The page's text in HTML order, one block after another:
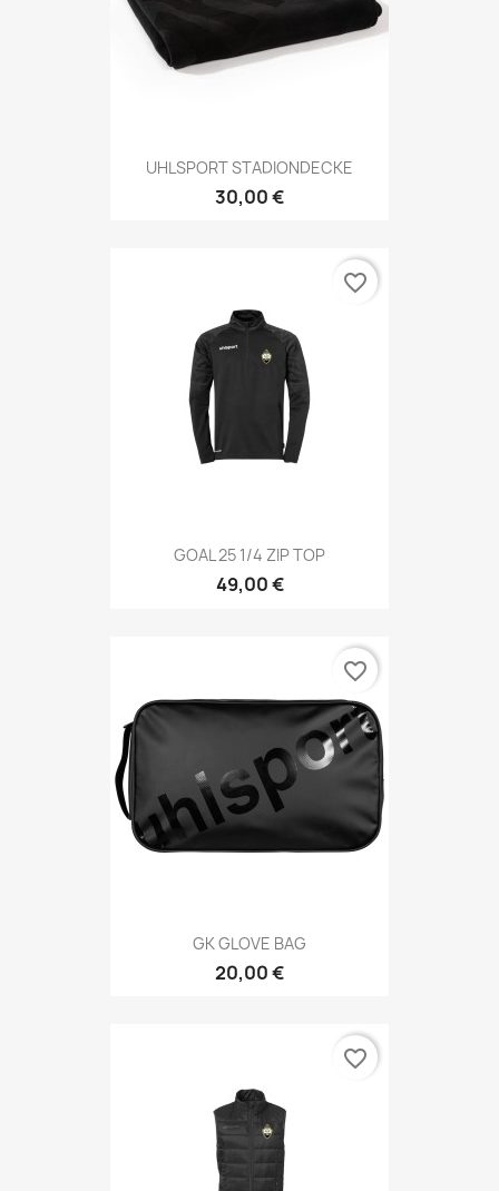
UHLSPORT STADIONDECKE
30,00 €
GOAL 25 1/4 ZIP TOP
49,00 €
favorite_border
GK GLOVE BAG
20,00 €
favorite_border
favorite_border